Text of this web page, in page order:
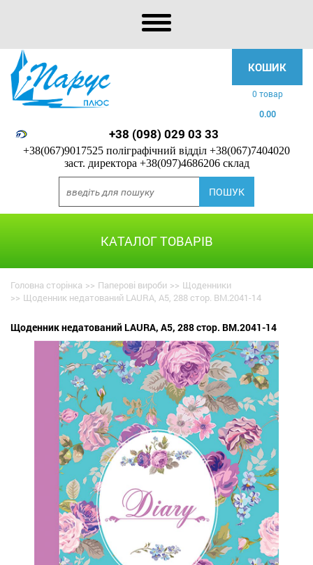
КОШИК
0 товар
0.00
+38 (098) 029 03 33
+38(067)9017525 поліграфічний відділ +38(067)7404020
заст. директора +38(097)4686206 склад
КАТАЛОГ ТОВАРІВ
Головна сторінка >> Паперові вироби >> Щоденники
>> Щоденник недатований LAURA, A5, 288 стор. BM.2041-14
Щоденник недатований LAURA, A5, 288 стор. BM.2041-14